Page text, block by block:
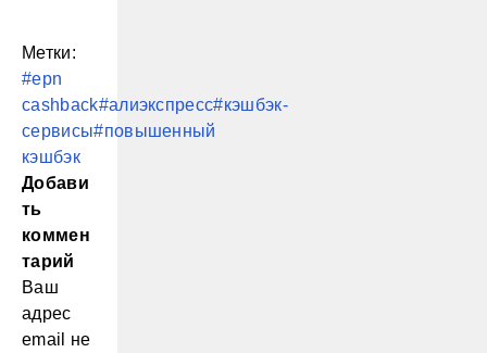
Метки:
#epn
cashback#алиэкспресс#кэшбэк-
сервисы#повышенный
кэшбэк
Добави
ть
коммен
тарий
Ваш
адрес
email не